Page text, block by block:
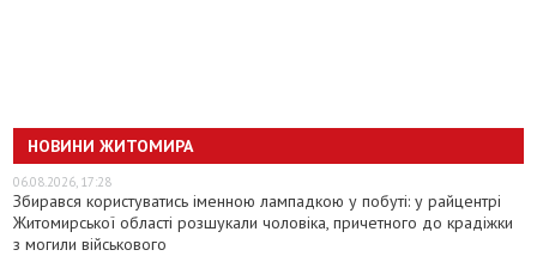
НОВИНИ ЖИТОМИРА
06.08.2026, 17:28
Збирався користуватись іменною лампадкою у побуті: у райцентрі
Житомирської області розшукали чоловіка, причетного до крадіжки
з могили військового